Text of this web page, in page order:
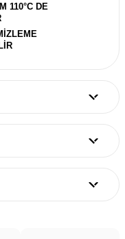
110°C DE